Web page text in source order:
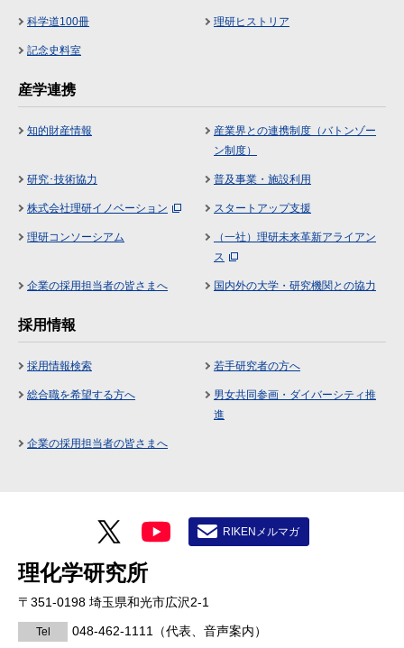
科学道100冊 理研ヒストリア
記念史料室
産学連携
知的財産情報
産業界との連携制度（バトンゾー
ン制度）
研究･技術協力 普及事業・施設利用
株式会社理研イノベーション スタートアップ支援
理研コンソーシアム
（一社）理研未来革新アライアン
ス
企業の採用担当者の皆さまへ 国内外の大学・研究機関との協力
採用情報
採用情報検索 若手研究者の方へ
総合職を希望する方へ
男女共同参画・ダイバーシティ推
進
企業の採用担当者の皆さまへ
理化学研究所
〒351-0198 埼玉県和光市広沢2-1
Tel 048-462-1111 （代表、音声案内）
RIKENメルマガ